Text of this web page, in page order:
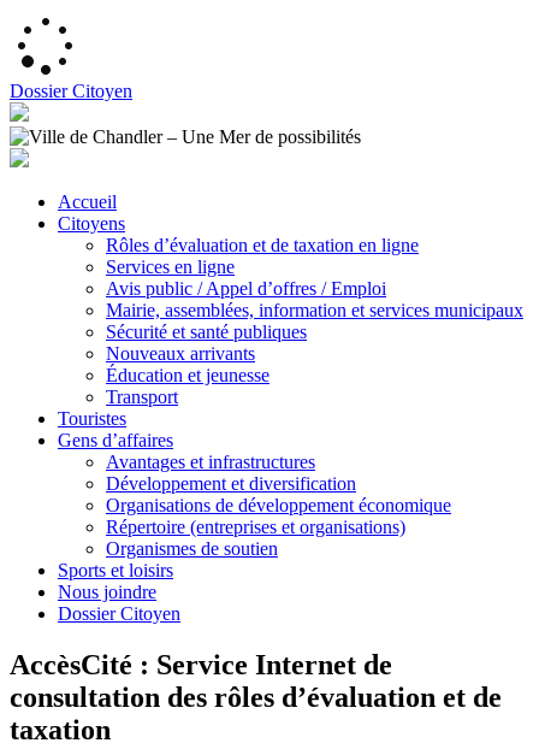
Dossier Citoyen
Accueil
Citoyens
Rôles d’évaluation et de taxation en ligne
Services en ligne
Avis public / Appel d’offres / Emploi
Mairie, assemblées, information et services municipaux
Sécurité et santé publiques
Nouveaux arrivants
Éducation et jeunesse
Transport
Touristes
Gens d’affaires
Avantages et infrastructures
Développement et diversification
Organisations de développement économique
Répertoire (entreprises et organisations)
Organismes de soutien
Sports et loisirs
Nous joindre
Dossier Citoyen
AccèsCité : Service Internet de
consultation des rôles d’évaluation et de
taxation